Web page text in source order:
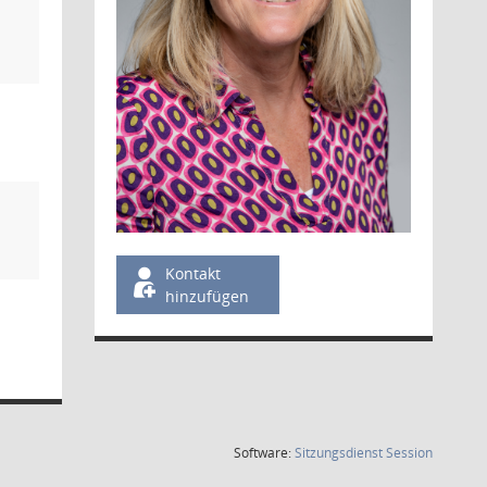
Kontakt
hinzufügen
Software:SitzungsdienstSession(Wird in